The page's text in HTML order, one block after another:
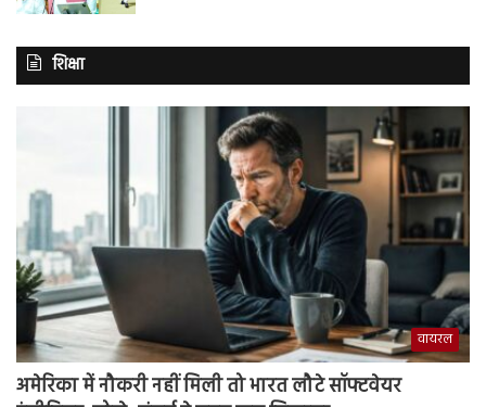
शिक्षा
वायरल
अमेरिका में नौकरी नहीं मिली तो भारत लौटे सॉफ्टवेयर